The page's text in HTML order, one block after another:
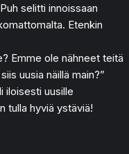
selitti innoissaan
Etenkin
Emme ole nähneet teitä
uusia näillä main?”
iloisesti uusille
tulla hyviä ystäviä!